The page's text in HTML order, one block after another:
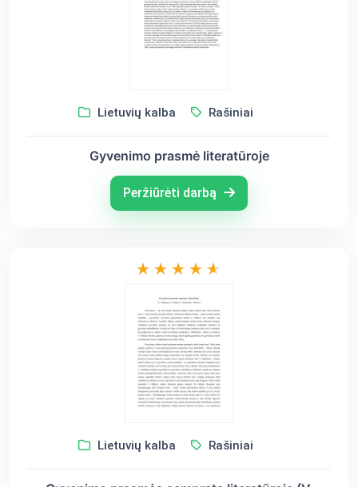
Lietuvių kalba Rašiniai
Gyvenimo prasmė literatūroje
Peržiūrėti darbą
Lietuvių kalba Rašiniai